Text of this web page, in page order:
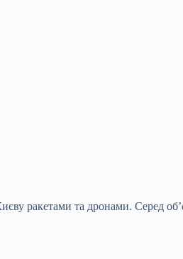
ракетами та дронами. Серед